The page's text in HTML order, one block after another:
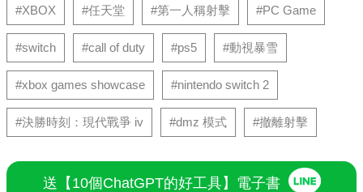
#XBOX #任天堂 #第一人稱射擊 #PC Game
#switch #call of duty #ps5 #動視暴雪
#xbox games showcase #nintendo switch 2
#決勝時刻：現代戰爭 iv #dmz 模式 #撤離射擊
送【10個ChatGPT的好工具】電子書